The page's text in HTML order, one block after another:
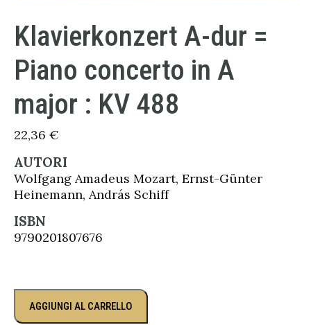
Klavierkonzert A-dur =
Piano concerto in A
major : KV 488
22,36 €
AUTORI
Wolfgang Amadeus Mozart, Ernst-Günter
Heinemann, András Schiff
ISBN
9790201807676
AGGIUNGI AL CARRELLO